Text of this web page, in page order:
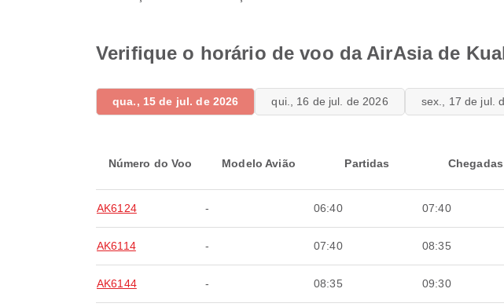
Verifique o horário de voo da AirAsia de
qua., 15 de jul. de 2026 qui., 16 de jul. de 2026 sex., 17 de jul.
Número do Voo Modelo Avião Partidas Chegadas
AK6124 - 06:40 07:40
AK6114 - 07:40 08:35
AK6144 - 08:35 09:30